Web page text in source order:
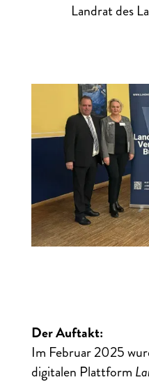
Landrat des
Der Auftakt:
Im Februar 2025
digitalen Plattform